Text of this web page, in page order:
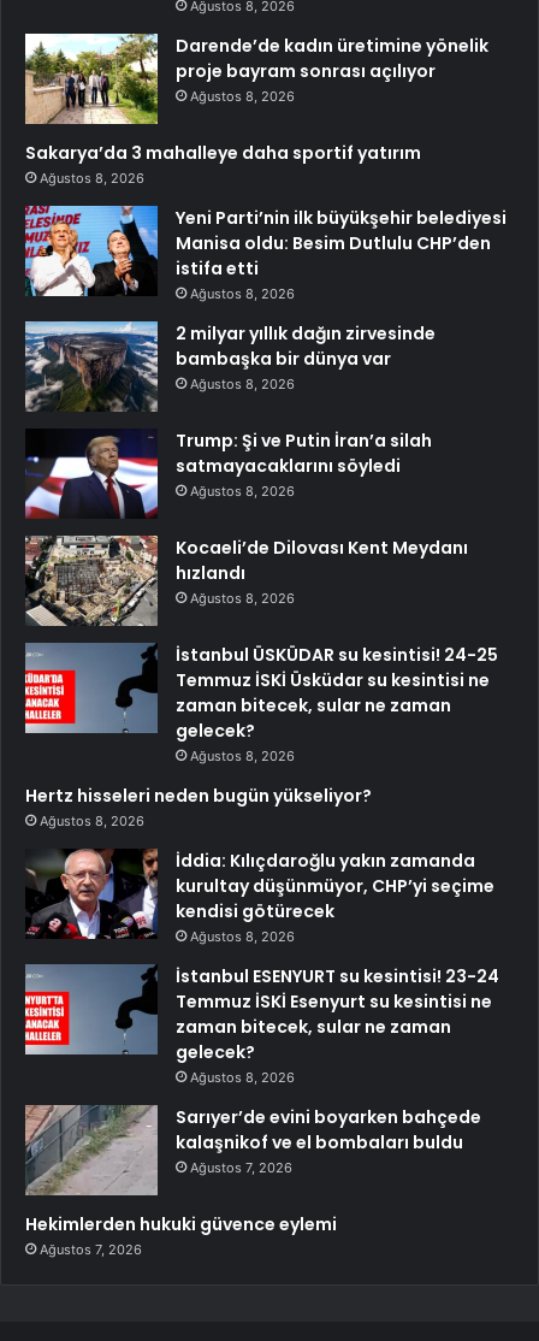
Ağustos 8, 2026
Darende’de kadın üretimine yönelik
proje bayram sonrası açılıyor
Ağustos 8, 2026
Sakarya’da 3 mahalleye daha sportif yatırım
Ağustos 8, 2026
Yeni Parti’nin ilk büyükşehir belediyesi
Manisa oldu: Besim Dutlulu CHP’den
istifa etti
Ağustos 8, 2026
2 milyar yıllık dağın zirvesinde
bambaşka bir dünya var
Ağustos 8, 2026
Trump: Şi ve Putin İran’a silah
satmayacaklarını söyledi
Ağustos 8, 2026
Kocaeli’de Dilovası Kent Meydanı
hızlandı
Ağustos 8, 2026
İstanbul ÜSKÜDAR su kesintisi! 24-25
Temmuz İSKİ Üsküdar su kesintisi ne
zaman bitecek, sular ne zaman
gelecek?
Ağustos 8, 2026
Hertz hisseleri neden bugün yükseliyor?
Ağustos 8, 2026
İddia: Kılıçdaroğlu yakın zamanda
kurultay düşünmüyor, CHP’yi seçime
kendisi götürecek
Ağustos 8, 2026
İstanbul ESENYURT su kesintisi! 23-24
Temmuz İSKİ Esenyurt su kesintisi ne
zaman bitecek, sular ne zaman
gelecek?
Ağustos 8, 2026
Sarıyer’de evini boyarken bahçede
kalaşnikof ve el bombaları buldu
Ağustos 7, 2026
Hekimlerden hukuki güvence eylemi
Ağustos 7, 2026